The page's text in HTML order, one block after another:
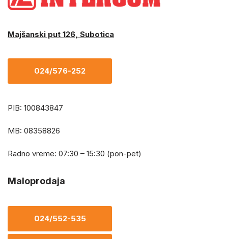
Majšanski put 126, Subotica
024/576-252
PIB: 100843847
MB: 08358826
Radno vreme: 07:30 – 15:30 (pon-pet)
Maloprodaja
024/552-535